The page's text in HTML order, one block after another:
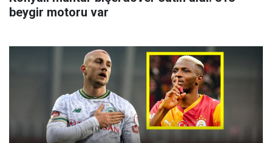
beygir motoru var